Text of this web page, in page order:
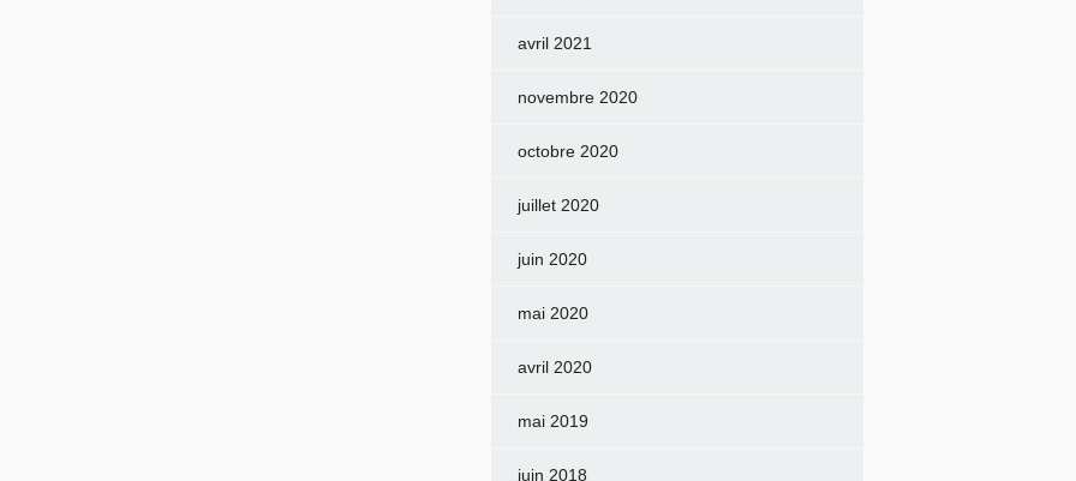
avril 2021
novembre 2020
octobre 2020
juillet 2020
juin 2020
mai 2020
avril 2020
mai 2019
juin 2018